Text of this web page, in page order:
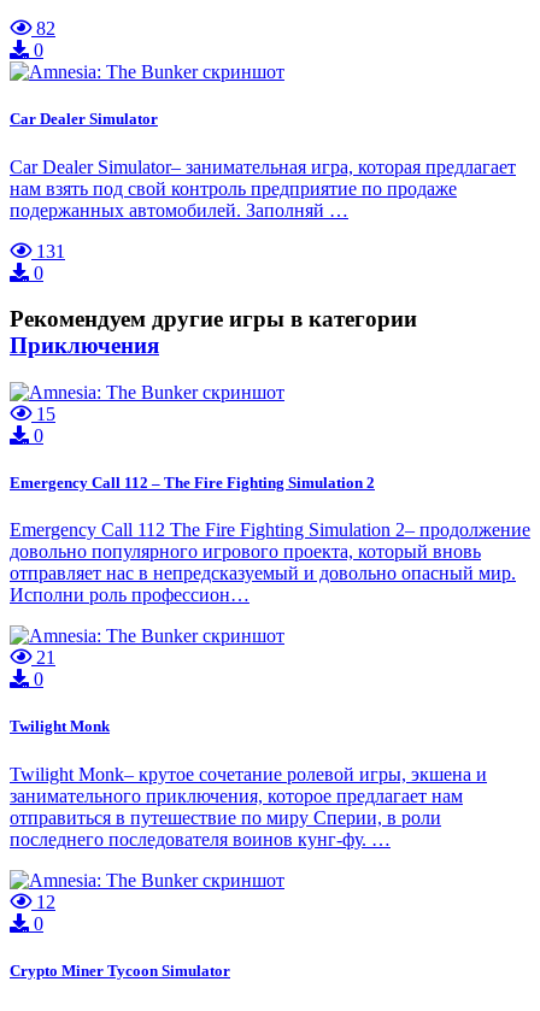
82
0
Car Dealer Simulator
Car Dealer Simulator– занимательная игра, которая предлагает
нам взять под свой контроль предприятие по продаже
подержанных автомобилей. Заполняй …
131
0
Рекомендуем другие игры в категории
Приключения
15
0
Emergency Call 112 – The Fire Fighting Simulation 2
Emergency Call 112 The Fire Fighting Simulation 2– продолжение
довольно популярного игрового проекта, который вновь
отправляет нас в непредсказуемый и довольно опасный мир.
Исполни роль профессион…
21
0
Twilight Monk
Twilight Monk– крутое сочетание ролевой игры, экшена и
занимательного приключения, которое предлагает нам
отправиться в путешествие по миру Сперии, в роли
последнего последователя воинов кунг-фу. …
12
0
Crypto Miner Tycoon Simulator